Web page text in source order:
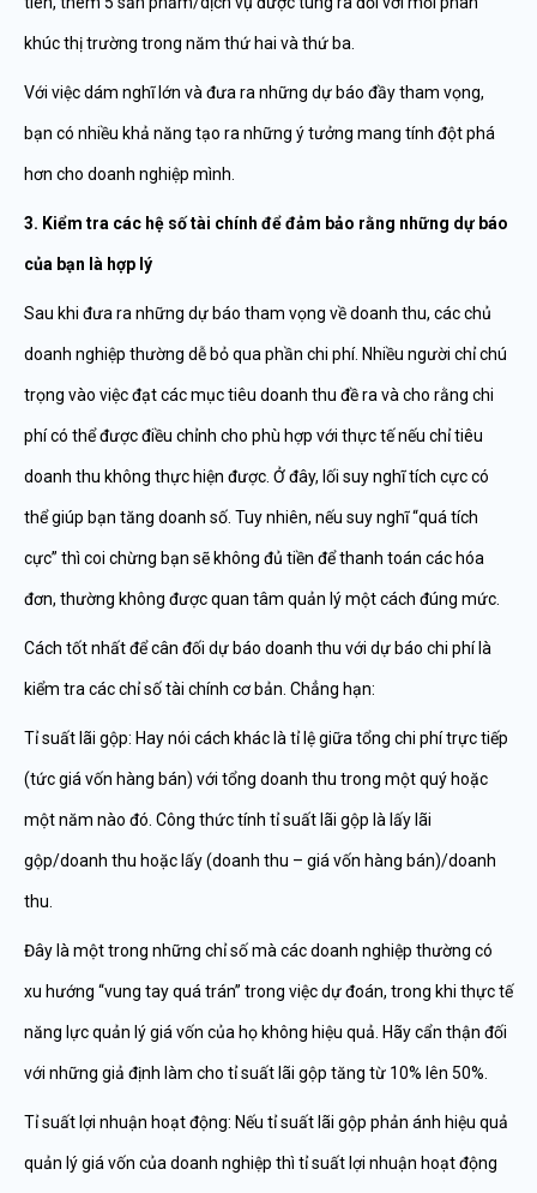
khúc thị trường trong năm thứ hai và thứ ba.
Với việc dám nghĩ lớn và đưa ra những dự báo đầy tham vọng,
bạn có nhiều khả năng tạo ra những ý tưởng mang tính đột phá
hơn cho doanh nghiệp mình.
3. Kiểm tra các hệ số tài chính để đảm bảo rằng những dự báo
của bạn là hợp lý
Sau khi đưa ra những dự báo tham vọng về doanh thu, các chủ
doanh nghiệp thường dễ bỏ qua phần chi phí. Nhiều người chỉ chú
trọng vào việc đạt các mục tiêu doanh thu đề ra và cho rằng chi
phí có thể được điều chỉnh cho phù hợp với thực tế nếu chỉ tiêu
doanh thu không thực hiện được. Ở đây, lối suy nghĩ tích cực có
thể giúp bạn tăng doanh số. Tuy nhiên, nếu suy nghĩ “quá tích
cực” thì coi chừng bạn sẽ không đủ tiền để thanh toán các hóa
đơn, thường không được quan tâm quản lý một cách đúng mức.
Cách tốt nhất để cân đối dự báo doanh thu với dự báo chi phí là
kiểm tra các chỉ số tài chính cơ bản. Chẳng hạn:
Tỉ suất lãi gộp: Hay nói cách khác là tỉ lệ giữa tổng chi phí trực tiếp
(tức giá vốn hàng bán) với tổng doanh thu trong một quý hoặc
một năm nào đó. Công thức tính tỉ suất lãi gộp là lấy lãi
gộp/doanh thu hoặc lấy (doanh thu – giá vốn hàng bán)/doanh
thu.
Đây là một trong những chỉ số mà các doanh nghiệp thường có
xu hướng “vung tay quá trán” trong việc dự đoán, trong khi thực tế
năng lực quản lý giá vốn của họ không hiệu quả. Hãy cẩn thận đối
với những giả định làm cho tỉ suất lãi gộp tăng từ 10% lên 50%.
Tỉ suất lợi nhuận hoạt động: Nếu tỉ suất lãi gộp phản ánh hiệu quả
quản lý giá vốn của doanh nghiệp thì tỉ suất lợi nhuận hoạt động